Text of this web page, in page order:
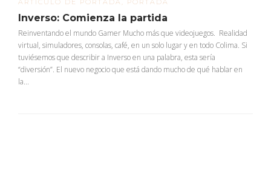
Inverso: Comienza la partida
Reinventando el mundo Gamer Mucho más que videojuegos. Realidad
virtual, simuladores, consolas, café, en un solo lugar y en todo Colima. Si
tuviésemos que describir a Inverso en una palabra, esta sería
“diversión”. El nuevo negocio que está dando mucho de qué hablar en
la...